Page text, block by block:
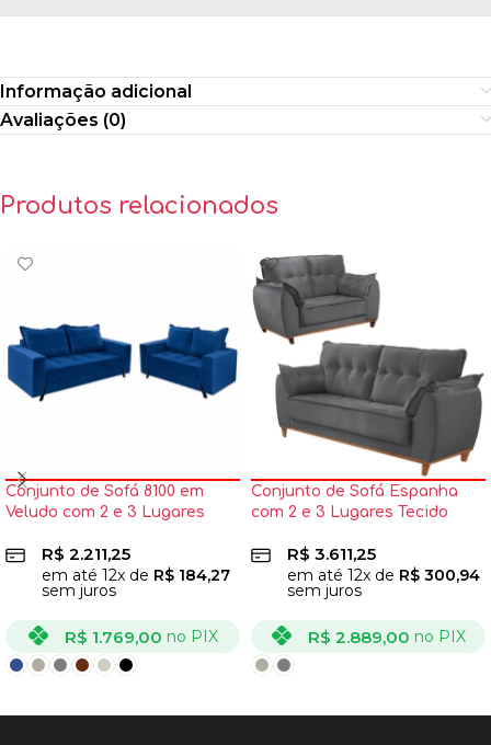
Informação adicional
Avaliações (0)
Produtos relacionados
Conjunto de Sofá 8100 em
Veludo com 2 e 3 Lugares
R$ 2.211,25
em até 12x de R$ 184,27
sem juros
R$ 1.769,00 no PIX
Conjunto de Sofá Espanha
com 2 e 3 Lugares Tecido
R$ 3.611,25
em até 12x de R$ 300,94
sem juros
R$ 2.889,00 no PIX